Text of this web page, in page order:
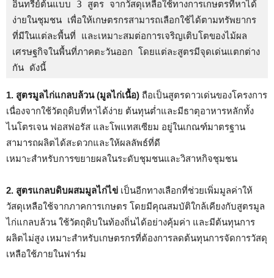
อินทรีย์ต้นแบบ 3 สูตร จากวัสดุเหลือใช้ทางการเกษตรที่หาได้
ง่ายในชุมชน เพื่อให้เกษตรกรสามารถเลือกใช้ได้ตามทรัพยากร
ที่มีในแต่ละพื้นที่ และเหมาะสมต่อการเจริญเติบโตของไม้ผล
เศรษฐกิจในพื้นที่ภาคตะวันออก โดยแต่ละสูตรมีจุดเด่นแตกต่าง
กัน ดังนี้
1. สูตรมูลไก่แกลบล้วน (มูลไก่เนื้อ) ถือเป็นสูตรดาวเด่นของโครงการ
เนื่องจากใช้วัตถุดิบที่หาได้ง่าย ต้นทุนต่ำและมีธาตุอาหารหลักทั้ง
ไนโตรเจน ฟอสฟอรัส และโพแทสเซียม อยู่ในเกณฑ์มาตรฐาน
สามารถผลิตได้สะดวกและให้ผลลัพธ์ที่ดี
เหมาะสำหรับการขยายผลในระดับชุมชนและวิสาหกิจชุมชน
2. สูตรแกลบดิบผสมมูลไก่ไข่ เป็นอีกทางเลือกที่ช่วยเพิ่มมูลค่าให้
วัสดุเหลือใช้จากภาคการเกษตร โดยมีคุณสมบัติใกล้เคียงกับสูตรมูล
ไก่แกลบล้วน ใช้วัตถุดิบในท้องถิ่นได้อย่างคุ้มค่า และมีต้นทุนการ
ผลิตไม่สูง เหมาะสำหรับเกษตรกรที่ต้องการลดต้นทุนการจัดการวัสดุ
เหลือใช้ภายในฟาร์ม